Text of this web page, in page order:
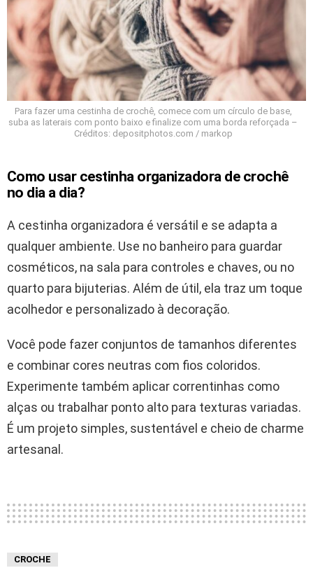
Para fazer uma cestinha de crochê, comece com um círculo de base,
suba as laterais com ponto baixo e finalize com uma borda reforçada –
Créditos: depositphotos.com / markop
Como usar cestinha organizadora de crochê
no dia a dia?
A cestinha organizadora é versátil e se adapta a
qualquer ambiente. Use no banheiro para guardar
cosméticos, na sala para controles e chaves, ou no
quarto para bijuterias. Além de útil, ela traz um toque
acolhedor e personalizado à decoração.
Você pode fazer conjuntos de tamanhos diferentes
e combinar cores neutras com fios coloridos.
Experimente também aplicar correntinhas como
alças ou trabalhar ponto alto para texturas variadas.
É um projeto simples, sustentável e cheio de charme
artesanal.
CROCHE